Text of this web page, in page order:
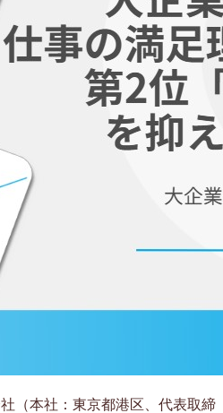
（本社：東京都港区、代表取締